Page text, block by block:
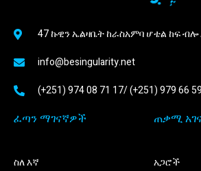
47 ኩዊን ኤልዛቤት ከራስአምባ ሆቴል ከፍ ብሎ
info@besingularity.net
(+251) 974 08 71 17/ (+251) 979 66
ፈጣን ማገናኛዎች
ስለ እኛ
ጠቃሚ
አጋሮች